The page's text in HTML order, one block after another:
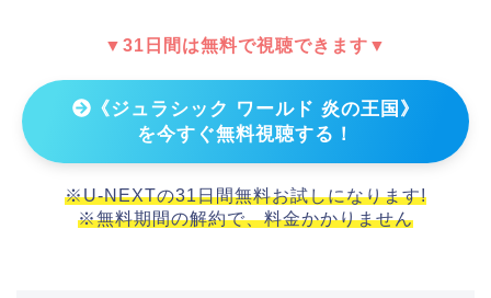
▼31日間は無料で視聴できます▼
《ジュラシック ワールド 炎の王国》
を今すぐ無料視聴する！
※U-NEXTの31日間無料お試しになります!
※無料期間の解約で、料金かかりません